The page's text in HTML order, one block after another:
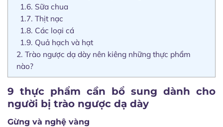
1.6. Sữa chua
1.7. Thịt nạc
1.8. Các loại cá
1.9. Quả hạch và hạt
2. Trào ngược dạ dày nên kiêng những thực phẩm
nào?
9 thực phẩm cần bổ sung dành cho
người bị trào ngược dạ dày
Gừng và nghệ vàng